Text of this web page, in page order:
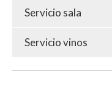
Servicio sala
Servicio vinos